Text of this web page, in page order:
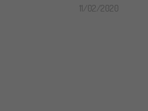
11/02/2020